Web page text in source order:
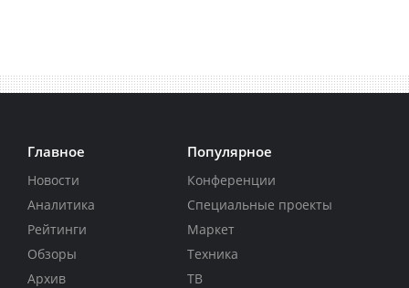
Главное
Новости
Аналитика
Рейтинги
Обзоры
Архив
Популярное
Конференции
Специальные проекты
Маркет
Техника
ТВ